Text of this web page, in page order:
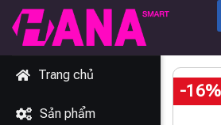
Chuyển
đến
dung
Trang chủ
Sản phẩm
-16%